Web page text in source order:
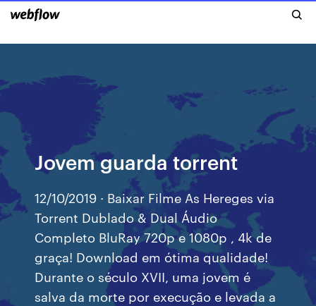
Jovem guarda torrent
12/10/2019 · Baixar Filme As Hereges via
Torrent Dublado & Dual Áudio
Completo BluRay 720p e 1080p , 4k de
graça! Download em ótima qualidade!
Durante o século XVII, uma jovem é
salva da morte por execução e levada a